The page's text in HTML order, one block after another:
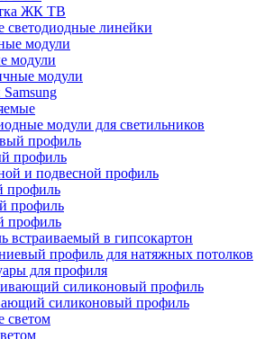
ЖК ТВ
светодиодные линейки
модули
модули
модули для светильников
профиль
и подвесной профиль
профиль
профиль
профиль
встраиваемый в гипсокартон
профиль для натяжных потолков
для профиля
силиконовый профиль